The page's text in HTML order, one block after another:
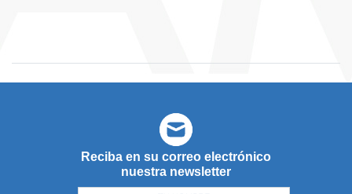
Reciba en su correo electrónico
nuestra newsletter